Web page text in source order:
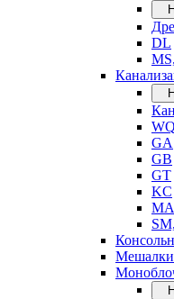
DL
WQ
GA
GB
GT
KC
Мешалки